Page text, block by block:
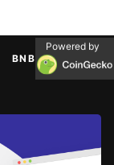
$587.07 0.00%
Powered by